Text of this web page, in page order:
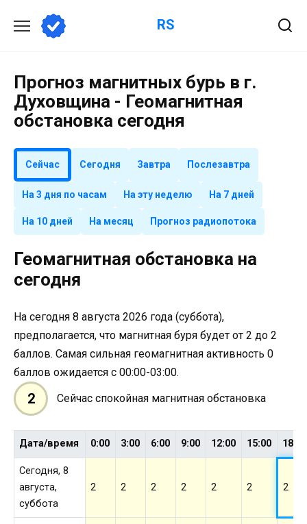
содержанию
RS
Прогноз магнитных бурь в г.
Духовщина - Геомагнитная
обстановка сегодня
Сейчас Сегодня Завтра Послезавтра
На 3 дня по часам На эту неделю На 7 дней
На 10 дней На месяц Прогноз радиопотока
Геомагнитная обстановка на
сегодня
На сегодня 8 августа 2026 года (суббота),
предполагается, что магнитная буря будет от 2 до 2
баллов. Самая сильная геомагнитная активность 0
баллов ожидается с 00:00-03:00.
2 Сейчас спокойная магнитная обстановка
Дата/время 0:00 3:00 6:00 9:00 12:00 15:00 18:00
Сегодня, 8
августа,
суббота
2 2 2 2 2 2 2